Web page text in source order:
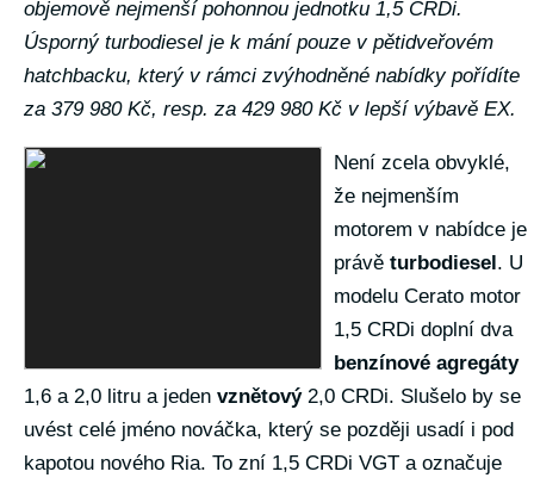
objemově nejmenší pohonnou jednotku 1,5 CRDi.
Úsporný turbodiesel je k mání pouze v pětidveřovém
hatchbacku, který v rámci zvýhodněné nabídky pořídíte
za 379 980 Kč, resp. za 429 980 Kč v lepší výbavě EX.
Není zcela obvyklé,
že nejmenším
motorem v nabídce je
právě turbodiesel. U
modelu Cerato motor
1,5 CRDi doplní dva
benzínové agregáty
1,6 a 2,0 litru a jeden vznětový2,0 CRDi. Slušelo by se
uvést celé jméno nováčka, který se později usadí i pod
kapotou nového Ria. To zní 1,5 CRDi VGT a označuje